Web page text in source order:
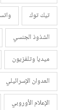
تيك توك
الشذوذ الجنسي
ميديا وتلفزيون
العدوان الإسرائيلي
الإعلام الأوروبي